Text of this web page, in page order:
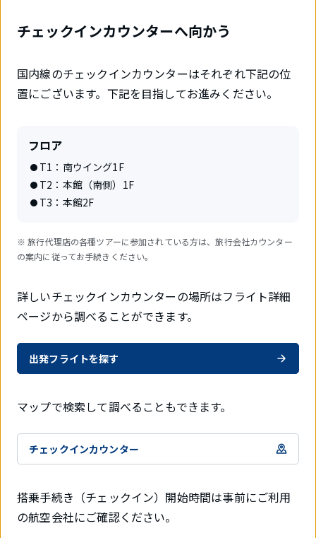
チェックインカウンターへ向かう
国内線のチェックインカウンターはそれぞれ下記の位
置にございます。下記を目指してお進みください。
フロア
T1：南ウイング1F
T2：本館（南側）1F
T3：本館2F
※ 旅行代理店の各種ツアーに参加されている方は、旅行会社カウンター
の案内に従ってお手続きください。
詳しいチェックインカウンターの場所はフライト詳細
ページから調べることができます。
出発フライトを探す
マップで検索して調べることもできます。
チェックインカウンター
搭乗手続き（チェックイン）開始時間は事前にご利用
の航空会社にご確認ください。